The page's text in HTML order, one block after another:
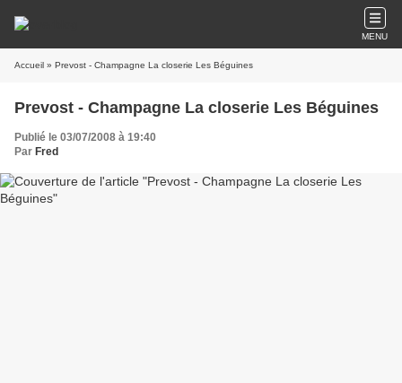
MENU
Accueil » Prevost - Champagne La closerie Les Béguines
Prevost - Champagne La closerie Les Béguines
Publié le 03/07/2008 à 19:40
Par Fred